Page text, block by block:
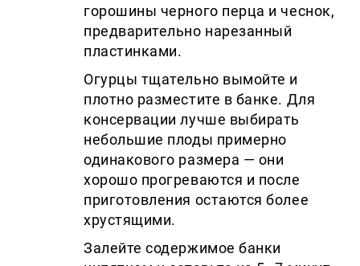
горошины черного перца и чеснок,
предварительно нарезанный
пластинками.
Огурцы тщательно вымойте и
плотно разместите в банке. Для
консервации лучше выбирать
небольшие плоды примерно
одинакового размера — они
хорошо прогреваются и после
приготовления остаются более
хрустящими.
Залейте содержимое банки